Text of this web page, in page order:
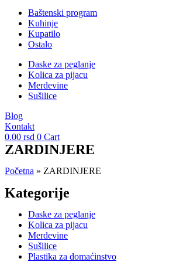
Baštenski program
Kuhinje
Kupatilo
Ostalo
Daske za peglanje
Kolica za pijacu
Merdevine
Sušilice
Blog
Kontakt
0.00 rsd 0 Cart
ZARDINJERE
Početna » ZARDINJERE
Kategorije
Daske za peglanje
Kolica za pijacu
Merdevine
Sušilice
Plastika za domaćinstvo